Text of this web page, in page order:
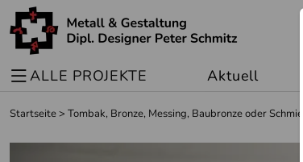
ALLE PROJEKTE Aktuell
Startseite> Tombak, Bronze, Messing, Baubronze oder